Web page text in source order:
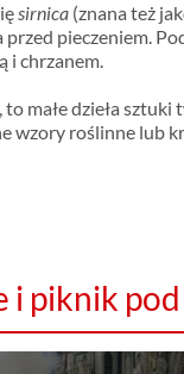
sirnica (znana też
pieczeniem.
i chrzanem.
, to małe dzieła
wzory roślinne lub
i piknik